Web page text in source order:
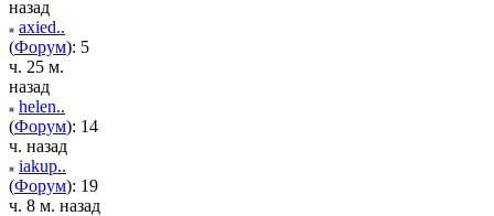
назад
axied..
(Форум): 5
ч. 25 м.
назад
helen..
(Форум): 14
ч. назад
iakup..
(Форум): 19
ч. 8 м. назад